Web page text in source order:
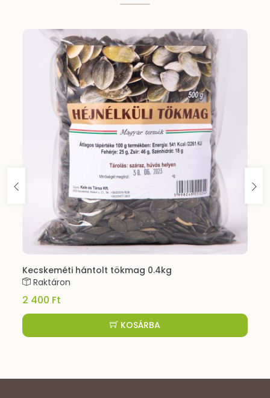
Kecskeméti hántolt tökmag 0.4kg
Raktáron
2 400 Ft
KOSÁRBA